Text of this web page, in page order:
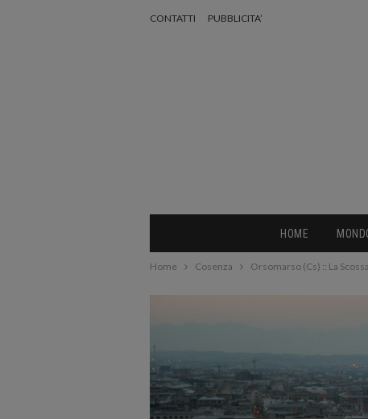
CONTATTI PUBBLICITA’
HOME
Home Cosenza Orsomarso (Cs) :: La